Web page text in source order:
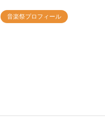
音楽祭プロフィール